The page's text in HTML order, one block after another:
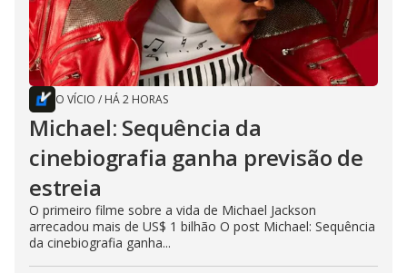
O VÍCIO / HÁ 2 HORAS
Michael: Sequência da
cinebiografia ganha previsão de
estreia
O primeiro filme sobre a vida de Michael Jackson
arrecadou mais de US$ 1 bilhão O post Michael: Sequência
da cinebiografia ganha...